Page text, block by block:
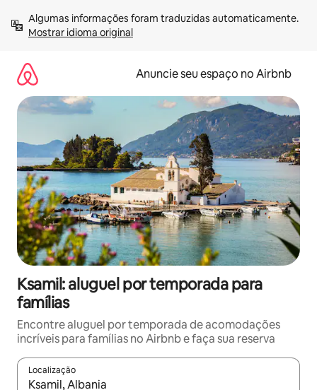
para
Mostrar idioma original
Anuncie seu espaço no Airbnb
Ksamil: aluguel por temporada para
famílias
Encontre aluguel por temporada de acomodações
incríveis para famílias no Airbnb e faça sua reserva
Localização
Quando os resultados estiverem disponíveis, explore-os